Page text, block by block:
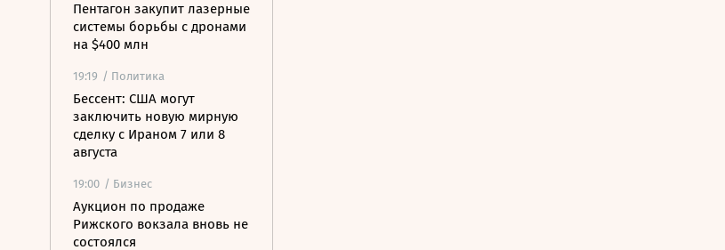
Пентагон закупит лазерные
системы борьбы с дронами
на $400 млн
19:19 / Политика
Бессент: США могут
заключить новую мирную
сделку с Ираном 7 или 8
августа
19:00 / Бизнес
Аукцион по продаже
Рижского вокзала вновь не
состоялся